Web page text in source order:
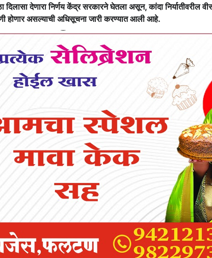
दिलासा देणारा निर्णय केंद्र सरकारने घेतला असून, कांदा
होणार असल्याची अधिसूचना जारी करण्यात आली आहे.